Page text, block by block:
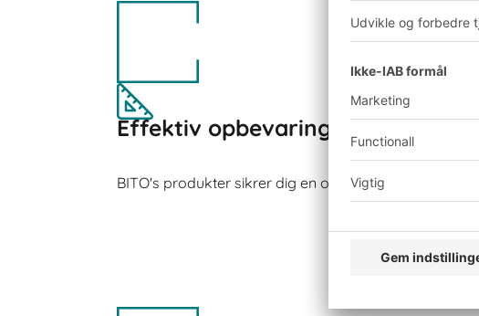
Effektiv opbevaring
BITO's produkter sikrer dig en optimal pladsudnyttelse.